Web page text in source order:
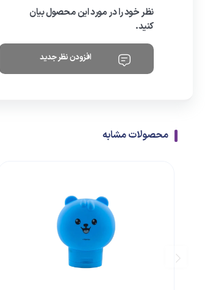
نظر خود را در مورد این محصول بیان
کنید.
افزودن نظر جدید
محصولات مشابه